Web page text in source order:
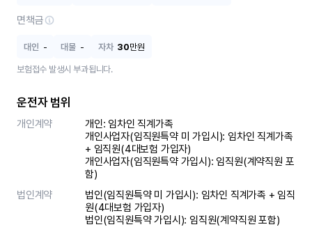
면책금
대인 - 대물 - 자차 30만원
보험접수 발생시 부과됩니다.
운전자 범위
개인계약
개인: 임차인 직계가족
개인사업자(임직원특약 미 가입시): 임차인 직계가족
+ 임직원(4대보험 가입자)
개인사업자(임직원특약 가입시): 임직원(계약직원 포
함)
법인계약
법인(임직원특약 미 가입시): 임차인 직계가족 + 임직
원(4대보험 가입자)
법인(임직원특약 가입시): 임직원(계약직원 포함)